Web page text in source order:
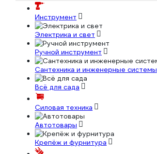
Инструмент
Электрика и свет
Ручной инструмент
Сантехника и инженерные системы
Всё для сада
Силовая техника
Автотовары
Крепёж и фурнитура